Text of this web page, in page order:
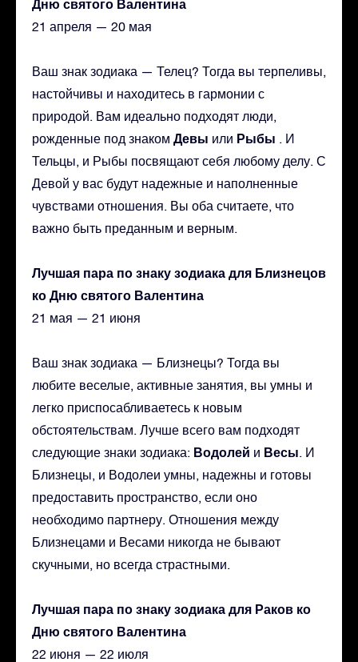
Дню святого Валентина
21 апреля — 20 мая
Ваш знак зодиака — Телец? Тогда вы терпеливы,
настойчивы и находитесь в гармонии с
природой. Вам идеально подходят люди,
рожденные под знаком Девы или Рыбы . И
Тельцы, и Рыбы посвящают себя любому делу. С
Девой у вас будут надежные и наполненные
чувствами отношения. Вы оба считаете, что
важно быть преданным и верным.
Лучшая пара по знаку зодиака для Близнецов
ко Дню святого Валентина
21 мая — 21 июня
Ваш знак зодиака — Близнецы? Тогда вы
любите веселые, активные занятия, вы умны и
легко приспосабливаетесь к новым
обстоятельствам. Лучше всего вам подходят
следующие знаки зодиака: Водолей и Весы. И
Близнецы, и Водолеи умны, надежны и готовы
предоставить пространство, если оно
необходимо партнеру. Отношения между
Близнецами и Весами никогда не бывают
скучными, но всегда страстными.
Лучшая пара по знаку зодиака для Раков ко
Дню святого Валентина
22 июня — 22 июля